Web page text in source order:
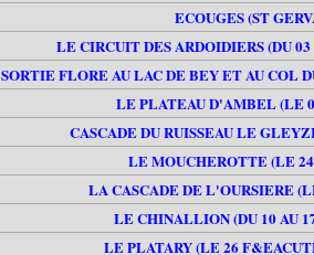
ECOUGES (ST
LE CIRCUIT DES ARDOIDIERS (DU
SORTIE FLORE AU LAC DE BEY ET AU COL
LE PLATEAU D'AMBEL (LE
CASCADE DU RUISSEAU LE
LE MOUCHEROTTE (LE
LA CASCADE DE L'OURSIERE
LE CHINALLION (DU 10 AU
LE PLATARY (LE 26